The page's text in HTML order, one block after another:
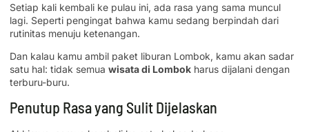
Setiap kali kembali ke pulau ini, ada rasa yang sama muncul
lagi. Seperti pengingat bahwa kamu sedang berpindah dari
rutinitas menuju ketenangan.
Dan kalau kamu ambil paket liburan Lombok, kamu akan sadar
satu hal: tidak semua wisata di Lombok harus dijalani dengan
terburu-buru.
Penutup Rasa yang Sulit Dijelaskan